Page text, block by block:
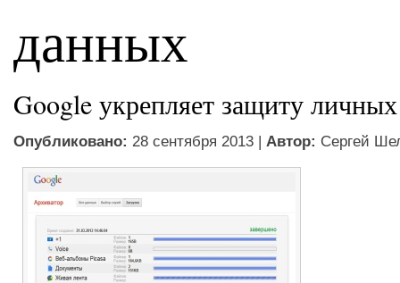
данных
Google укрепляет защиту
Опубликовано: 28 сентября 2013 | Автор: Сергей